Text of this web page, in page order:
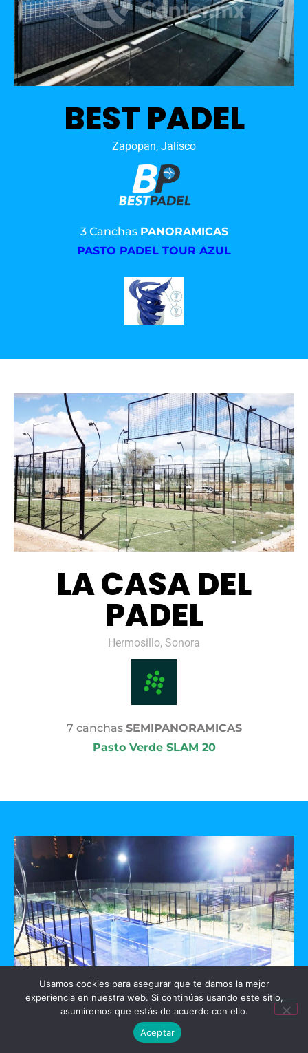
BEST PADEL
Zapopan, Jalisco
3 Canchas PANORAMICAS
PASTO PADEL TOUR AZUL
LA CASA DEL
PADEL
Hermosillo, Sonora
7 canchas SEMIPANORAMICAS
Pasto Verde SLAM 20
GO PADEL
Usamos cookies para asegurar que te damos la mejor
experiencia en nuestra web. Si continúas usando este sitio,
asumiremos que estás de acuerdo con ello.
Aceptar